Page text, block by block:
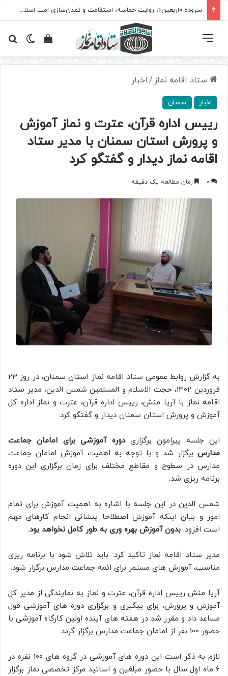
سروده‌ «اربعین»؛ روایت حماسه، استقامت و تمدن‌سازی امت اسلامی
تغییرمشاهده فهرست
ستاد اقامه نماز / اخبار
اخبار سمنان
رییس اداره قرآن، عترت و نماز آموزش
و پرورش استان سمنان با مدیر ستاد
اقامه نماز دیدار و گفتگو کرد
0 زمان مطالعه یک دقیقه
به گزارش روابط عمومی ستاد اقامه نماز استان سمنان، در روز 23
فروردین 1402، حجت الاسلام و المسلمین شمس الدین، مدیر ستاد
اقامه نماز با آریا منش، رییس اداره قرآن، عترت و نماز اداره کل
آموزش و پرورش استان سمنان دیدار و گفتگو کرد.
این جلسه پیرامون برگزاری دوره آموزشی برای امامان جماعت
مدارس برگزار شد و با توجه به اهمیت آموزش امامان جماعت
مدارس در سطوح و مقاطع مختلف برای زمان برگزاری این دوره
برنامه ریزی شد.
شمس الدین در این جلسه با اشاره به اهمیت آموزش برای تمام
امور و بیان اینکه آموزش اصطلاحا پبشانی انجام کارهای مهم
است افزود: بدون آموزش بهره وری به طور کامل نخواهد بود.
مدیر ستاد اقامه نماز تاکید کرد: باید تلاش شود با برنامه ریزی
مناسب، آموزش های مستمر برای ائمه جماعت مدارس برگزار شود.
آریا منش رییس اداره قرآن، عترت و نماز به نمایندگی از مدیر کل
آموزش و پرورش، برای پیگیری و برگزاری دوره های آموزشی قول
مساعد داد و مقرر شد در هفته های آینده اولین کارگاه آموزشی با
حضور 100 نفر از امامان جماعت مدارس برگزار گردد.
لازم به ذکر است این دوره های آموزشی در گروه های 100 نفره در
6 ماه اول سال با حضور مبلغین و اساتید مرکز تخصصی نماز برگزار